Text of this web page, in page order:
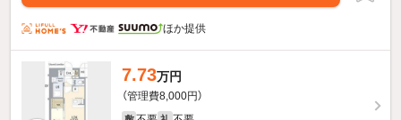
ほか提供
7.73万円
（管理費8,000円）